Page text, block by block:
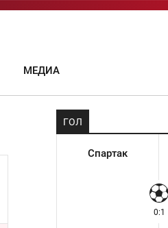
МЕДИА
ГОЛ
Спартак
0:1